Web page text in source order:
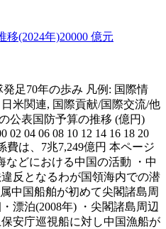
移(2024年)20000 億元
足70年の歩み 凡例: 国際情
米関連, 国際貢献/国際交流/他
公表国防予算の推移 (億円)
02 04 06 08 10 12 14 16 18 20
費は、7兆7,249億円 本ページ
などにおける中国の活動 ・中
反となるわが国領海内での潜
中国船舶が初めて尖閣諸島周
漂泊(2008年) ・尖閣諸島周辺
安庁巡視船に対し中国漁船が